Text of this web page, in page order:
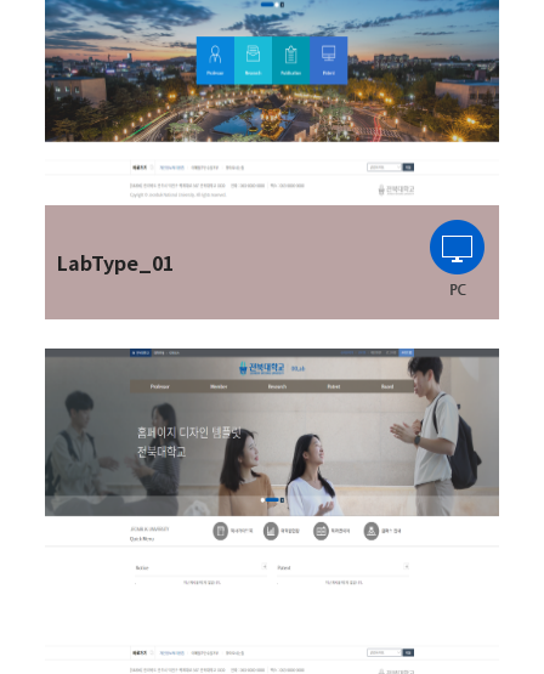
LabType_01